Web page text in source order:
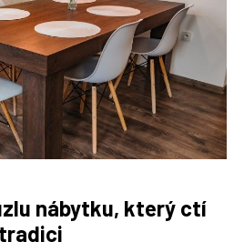
nábytku, který ctí
tradici